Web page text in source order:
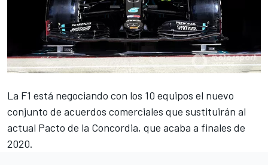
La F1 está negociando con los 10 equipos el nuevo
conjunto de acuerdos comerciales que sustituirán al
actual Pacto de la Concordia, que acaba a finales de
2020.